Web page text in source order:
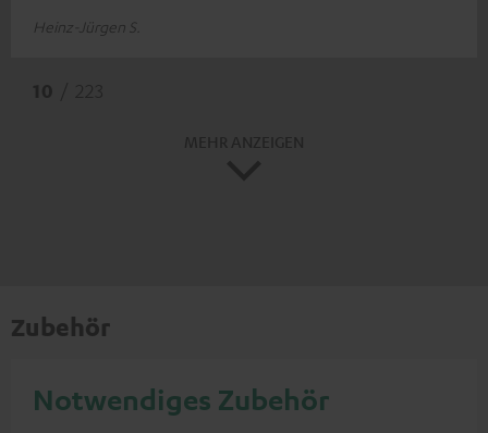
Heinz-Jürgen S.
Zubehör
Notwendiges Zubehör